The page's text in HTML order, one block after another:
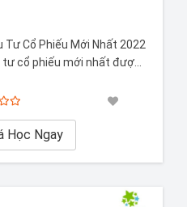
Tư Cổ Phiếu Mới Nhất 2022
tư cổ phiếu mới nhất được
đảm bảo bạn sẽ
Học Ngay